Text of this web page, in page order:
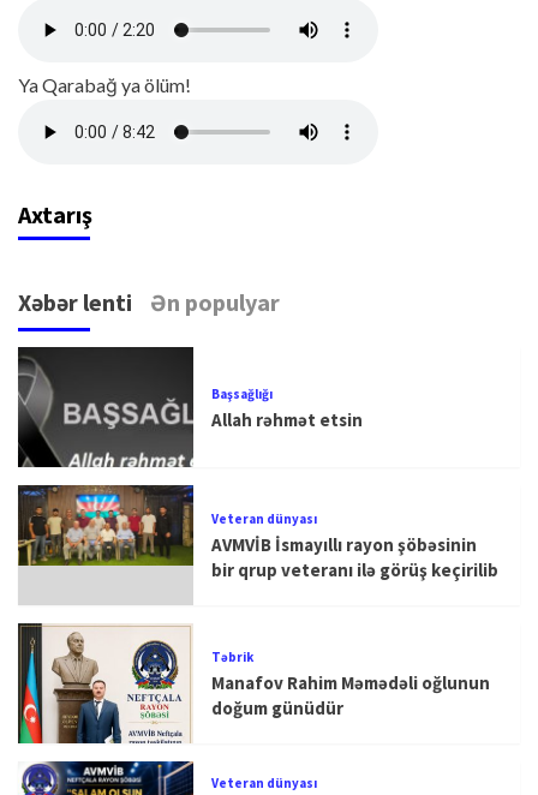
Ya Qarabağ ya ölüm!
Axtarış
Xəbər lenti Ən populyar
Başsağlığı
Allah rəhmət etsin
Veteran dünyası
AVMVİB İsmayıllı rayon şöbəsinin
bir qrup veteranı ilə görüş keçirilib
Təbrik
Manafov Rahim Məmədəli oğlunun
doğum günüdür
Veteran dünyası